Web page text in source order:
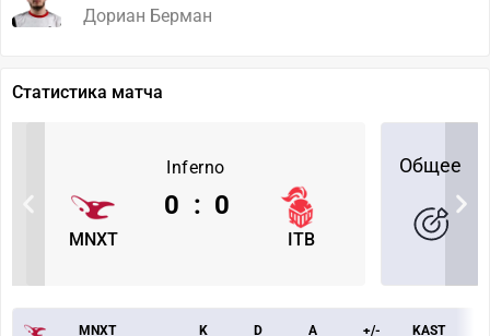
Дориан Берман
Статистика матча
Inferno
MNXT ITB
0 : 0
Общее
MNXT K D A +/- KAST